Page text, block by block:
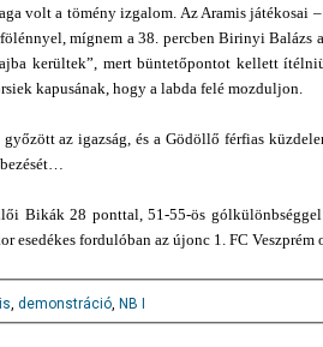
volt a tömény izgalom. Az Aramis
mígnem a 38. percben Birinyi
kerültek”, mert büntetőpontot kellett
kapusának, hogy a labda felé mozduljon.
az igazság, és a Gödöllő férfias
Bikák 28 ponttal, 51-55-ös
esedékes fordulóban az újonc 1. FC Veszprém
, demonstráció, NB I